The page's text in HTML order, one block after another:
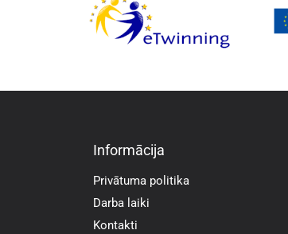
Informācija
Privātuma politika
Darba laiki
Kontakti